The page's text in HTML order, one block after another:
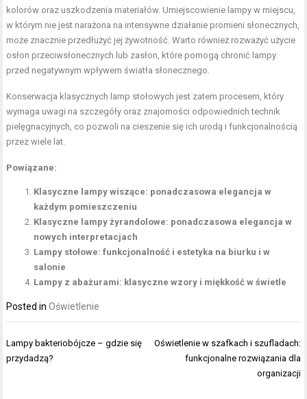
kolorów oraz uszkodzenia materiałów. Umiejscowienie lampy w miejscu,
w którym nie jest narażona na intensywne działanie promieni słonecznych,
może znacznie przedłużyć jej żywotność. Warto również rozważyć użycie
osłon przeciwsłonecznych lub zasłon, które pomogą chronić lampy
przed negatywnym wpływem światła słonecznego.
Konserwacja klasycznych lamp stołowych jest zatem procesem, który
wymaga uwagi na szczegóły oraz znajomości odpowiednich technik
pielęgnacyjnych, co pozwoli na cieszenie się ich urodą i funkcjonalnością
przez wiele lat.
Powiązane:
Klasyczne lampy wiszące: ponadczasowa elegancja w
każdym pomieszczeniu
Klasyczne lampy żyrandolowe: ponadczasowa elegancja w
nowych interpretacjach
Lampy stołowe: funkcjonalność i estetyka na biurku i w
salonie
Lampy z abażurami: klasyczne wzory i miękkość w świetle
Posted inOświetlenie
Nawigacja
wpisu
Lampy bakteriobójcze – gdzie się
przydadzą?
Oświetlenie w szafkach i szufladach:
funkcjonalne rozwiązania dla
organizacji